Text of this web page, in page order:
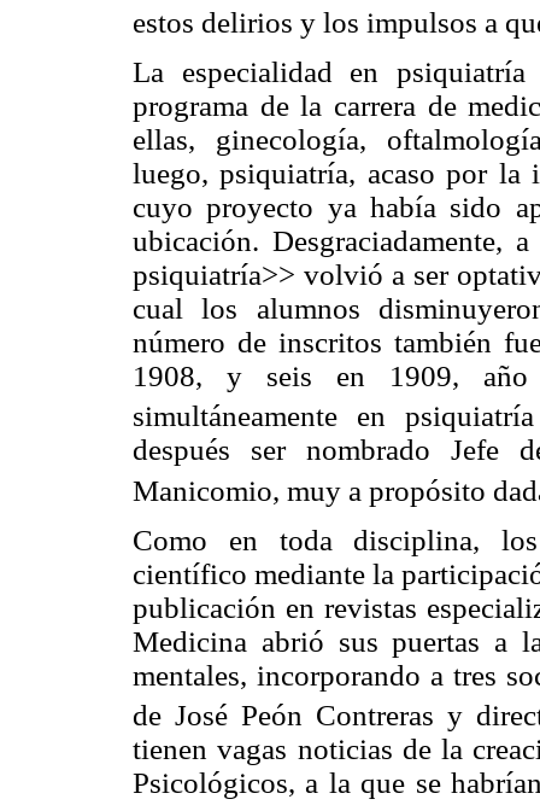
estos delirios y los impulsos a
La especialidad en
programa de la carrera de
ellas, ginecología,
luego, psiquiatría, acaso por la
cuyo proyecto ya había sido
ubicación.
psiquiatría>> volvió a ser
cual los alumnos
número de inscritos también
1908, y seis en 1909,
simultáneamente en
después ser nombrado Jefe
Manicomio, muy a propósito
Como en toda disciplina,
científico mediante la
publicación en revistas
Medicina abrió sus puertas a
mentales, incorporando a tres
de José Peón Contreras y
tienen vagas noticias de la
Psicológicos, a la que se